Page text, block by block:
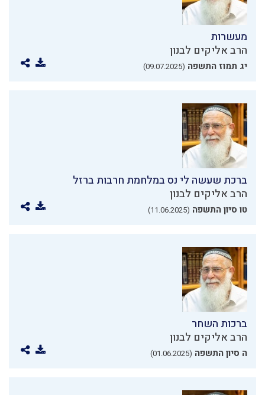
מעשרות
הרב אליקים לבנון
יג תמוז התשפה (09.07.2025)
ברכת שעשה לי נס במלחמת חרבות ברזל
הרב אליקים לבנון
טו סיון התשפה (11.06.2025)
ברכות השחר
הרב אליקים לבנון
ה סיון התשפה (01.06.2025)